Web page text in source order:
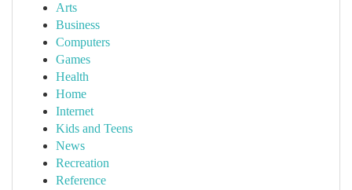
Arts
Business
Computers
Games
Health
Home
Internet
Kids and Teens
News
Recreation
Reference